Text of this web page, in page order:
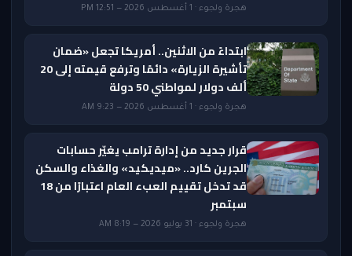
هجرة ولجوء · 1 أغسطس 2026 — 12:51 PM
ابتداءً من الاثنين.. أمريكا تجعل «ضمان
تأشيرة الزيارة» دائمًا وترفع قيمته إلى 20
ألف دولار لمواطني 50 دولة
هجرة ولجوء · 1 أغسطس 2026 — 9:23 AM
قرار جديد من إدارة ترامب يغيّر حسابات
الجرين كارد.. «ميديكيد» والغذاء والسكن
قد تدخل تقييم العبء العام اعتبارًا من 18
سبتمبر
هجرة ولجوء · 31 يوليو 2026 — 8:19 AM